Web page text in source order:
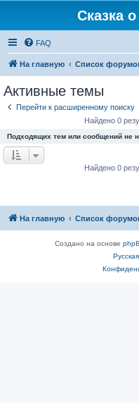
Сказка
FAQ
На главную Список
Активные темы
Перейти к расширенному поиску
Найдено 0
Подходящих тем или сообщений не
Найдено 0
На главную Список
Создано на основе